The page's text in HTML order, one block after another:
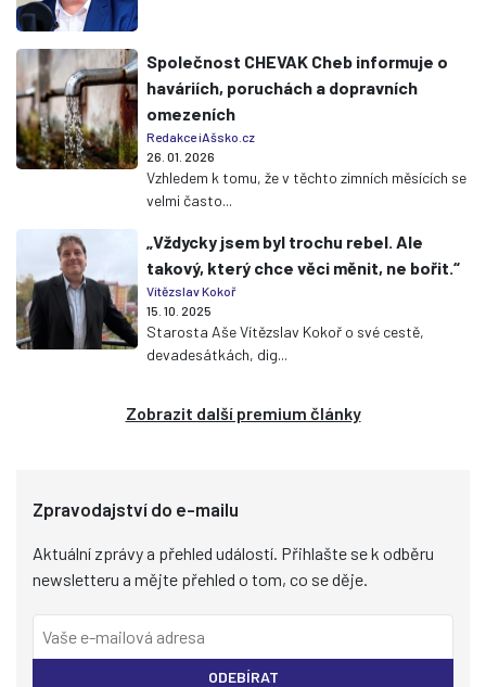
Společnost CHEVAK Cheb informuje o
haváriích, poruchách a dopravních
omezeních
Redakce iAšsko.cz
26. 01. 2026
Vzhledem k tomu, že v těchto zimních měsících se
velmi často...
„Vždycky jsem byl trochu rebel. Ale
takový, který chce věci měnit, ne bořit.“
Vítězslav Kokoř
15. 10. 2025
Starosta Aše Vítězslav Kokoř o své cestě,
devadesátkách, dig...
Zobrazit další premium články
Zpravodajství do e-mailu
Aktuální zprávy a přehled událostí. Přihlašte se k odběru
newsletteru a mějte přehled o tom, co se děje.
ODEBÍRAT